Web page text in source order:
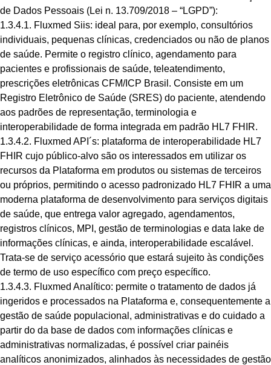
de Dados Pessoais (Lei n. 13.709/2018 – “LGPD”):
1.3.4.1. Fluxmed Siis: ideal para, por exemplo, consultórios
individuais, pequenas clínicas, credenciados ou não de planos
de saúde. Permite o registro clínico, agendamento para
pacientes e profissionais de saúde, teleatendimento,
prescrições eletrônicas CFM/ICP Brasil. Consiste em um
Registro Eletrônico de Saúde (SRES) do paciente, atendendo
aos padrões de representação, terminologia e
interoperabilidade de forma integrada em padrão HL7 FHIR.
1.3.4.2. Fluxmed API´s: plataforma de interoperabilidade HL7
FHIR cujo público-alvo são os interessados em utilizar os
recursos da Plataforma em produtos ou sistemas de terceiros
ou próprios, permitindo o acesso padronizado HL7 FHIR a uma
moderna plataforma de desenvolvimento para serviços digitais
de saúde, que entrega valor agregado, agendamentos,
registros clínicos, MPI, gestão de terminologias e data lake de
informações clínicas, e ainda, interoperabilidade escalável.
Trata-se de serviço acessório que estará sujeito às condições
de termo de uso específico com preço específico.
1.3.4.3. Fluxmed Analítico: permite o tratamento de dados já
ingeridos e processados na Plataforma e, consequentemente a
gestão de saúde populacional, administrativas e do cuidado a
partir do da base de dados com informações clínicas e
administrativas normalizadas, é possível criar painéis
analíticos anonimizados, alinhados às necessidades de gestão